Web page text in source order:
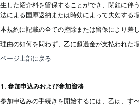
生した紹介料を留保することができ、閉鎖に伴
法による国庫返納または時効によって失効する
本規約に記載の全ての控除または留保により差
理由の如何を問わず、乙に超過金が支払われた
ページ上部に戻る
1. 参加申込みおよび参加資格
参加申込みの手続きを開始するには、乙は、す